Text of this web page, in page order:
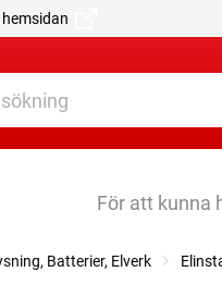
För att kunna
Batterier, Elverk